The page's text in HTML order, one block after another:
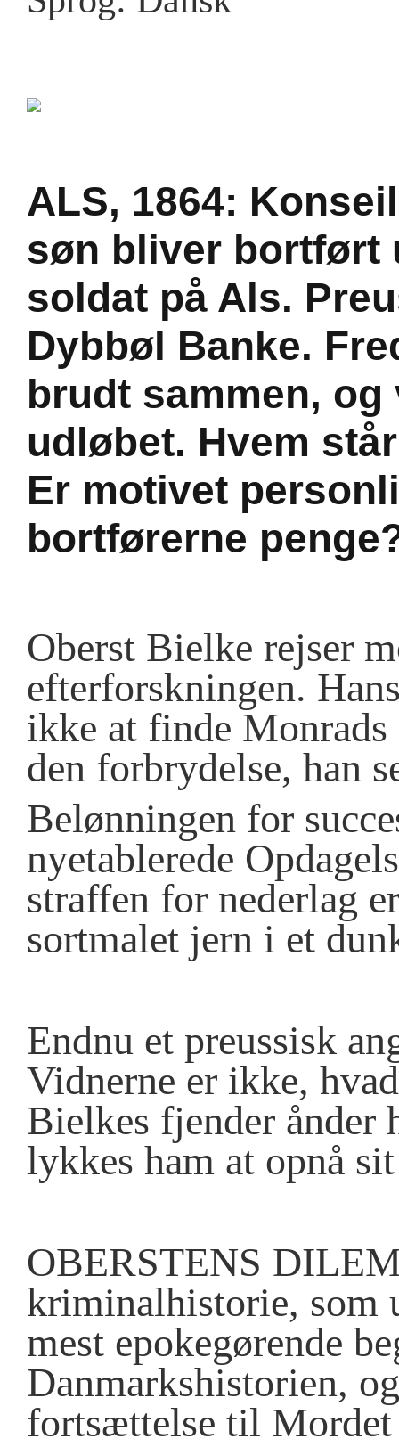
ALS, 1864:
søn bliver bortført
soldat på Als.
Dybbøl Banke.
brudt sammen,
udløbet. Hvem
Er motivet
bortførerne
Oberst Bielke rejser
efterforskningen.
ikke at finde
den forbrydelse, han
Belønningen for
nyetablerede
straffen for nederlag
sortmalet jern i et
Endnu et preussisk
Vidnerne er ikke,
Bielkes fjender ånder
lykkes ham at opnå
OBERSTENS
kriminal­historie, som
mest epokegørende
Danmarkshistorien,
fortsættelse til